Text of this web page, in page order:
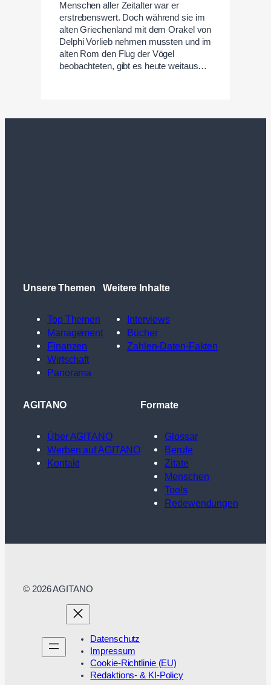
Menschen aller Zeitalter war er
erstrebenswert. Doch während sie im
alten Griechenland mit dem Orakel von
Delphi Vorlieb nehmen mussten und im
alten Rom den Flug der Vögel
beobachteten, gibt es heute weitaus…
Unsere Themen
Top Themen
Management
Finanzen
Wirtschaft
Panorama
Weitere Inhalte
Interviews
Bücher
Zahlen-Daten-Fakten
AGITANO
Über AGITANO
Werben auf AGITANO
Kontakt
Formate
Glossar
Berufe
Zitate
Menschen
Tools
Redewendungen
© 2026 AGITANO
Datenschutz
Impressum
Cookie-Richtlinie (EU)
Redaktions- & KI-Policy